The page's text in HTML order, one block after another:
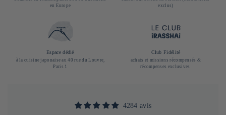
en Europe
exclus)
Espace dédié
à la cuisine japonaise au 40 rue du Louvre,
Paris 1
Club Fidélité
achats et missions récompensés &
récompenses exclusives
4284 avis